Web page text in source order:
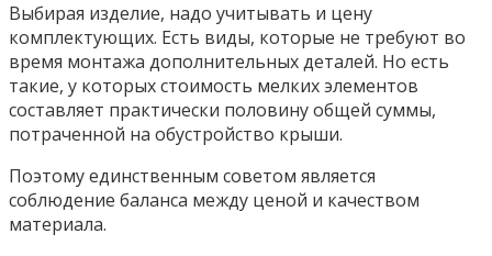
Выбирая изделие, надо учитывать и цену
комплектующих. Есть виды, которые не требуют во
время монтажа дополнительных деталей. Но есть
такие, у которых стоимость мелких элементов
составляет практически половину общей суммы,
потраченной на обустройство крыши.
Поэтому единственным советом является
соблюдение баланса между ценой и качеством
материала.